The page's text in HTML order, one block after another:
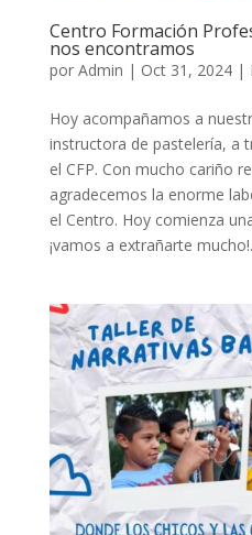
Centro Formación
nos encontramos
por Admin | Oct 31, 2024|
Hoy acompañamos a
instructora de pastelería, a
el CFP. Con mucho cariño
agradecemos la enorme
el Centro. Hoy comienza
¡vamos a extrañarte